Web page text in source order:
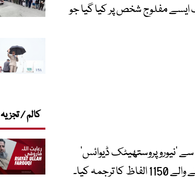
ایسے مفلوج شخص پر کیا گیا جو
پروستھیٹک ڈیوائس‘
کیا۔
کالم / تجزیہ